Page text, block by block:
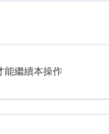
能繼續本操作